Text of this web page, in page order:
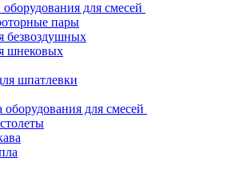
оборудования для смесей
пары
безвоздушных
шнековых
шпатлевки
оборудования для смесей